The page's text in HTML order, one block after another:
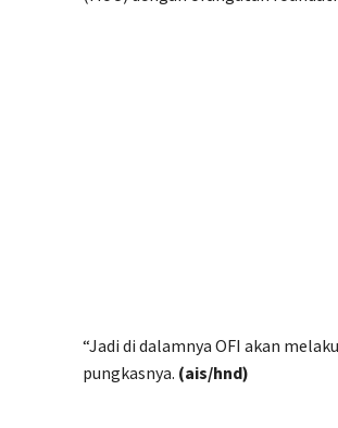
“Jadi di dalamnya OFI akan
pungkasnya. (ais/hnd)